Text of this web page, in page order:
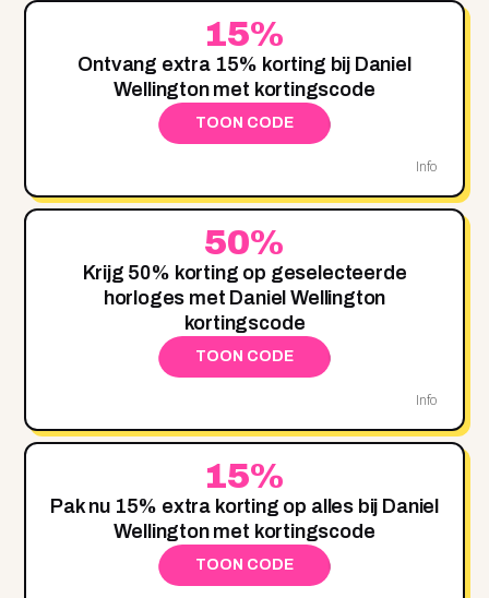
15%
Ontvang extra 15% korting bij Daniel
Wellington met kortingscode
TOON CODE
Info
50%
Krijg 50% korting op geselecteerde
horloges met Daniel Wellington
kortingscode
TOON CODE
Info
15%
Pak nu 15% extra korting op alles bij Daniel
Wellington met kortingscode
TOON CODE